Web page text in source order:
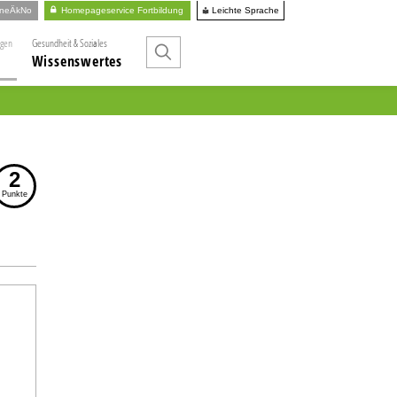
Homepageservice Fortbildung Leichte Sprache
Gesundheit & Soziales
Wissenswertes
2
Punkte